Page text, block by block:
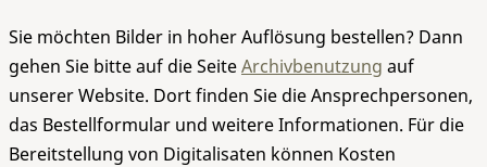
Sie möchten Bilder in hoher Auflösung bestellen? Dann
gehen Sie bitte auf die SeiteArchivbenutzung auf
unserer Website. Dort finden Sie die Ansprechpersonen,
das Bestellformular und weitere Informationen. Für die
Bereitstellung von Digitalisaten können Kosten